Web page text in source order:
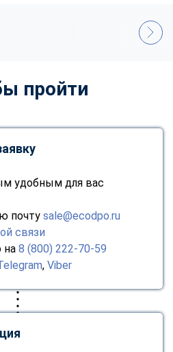
пройти
удобным для вас
почту sale@ecodpo.ru
связи
на 8 (800) 222-70-59
, Viber